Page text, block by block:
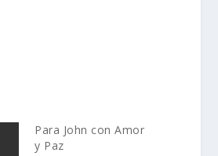
Para John con Amor
y Paz